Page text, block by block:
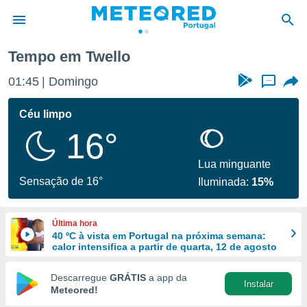
da
foi
fornecidas
a este
das
e
forma
digital
Tempo em Twello
01:45 Domingo ...
Céu limpo
16°
Sensação de 16°
Lua minguante
Iluminada: 15%
Última hora
40 ºC à vista em Portugal na próxima semana:
calor intensifica a partir de quarta, 12 de agosto
Descarregue GRÁTIS a app da
Meteored!
Instalar